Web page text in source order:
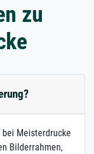
zu
Meisterdrucke
Bilderrahmen,